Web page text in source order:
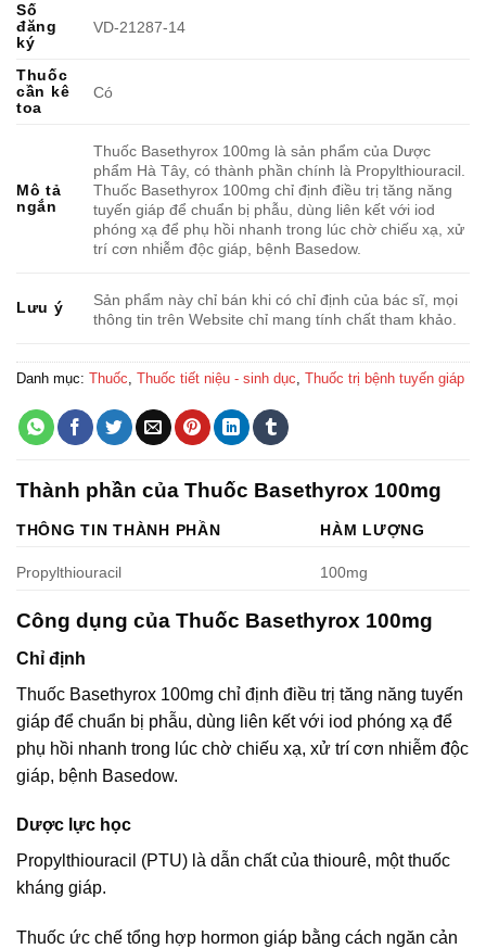
Số
đăng
ký
VD-21287-14
Thuốc
cần kê
toa
Có
Mô tả
ngắn
Thuốc Basethyrox 100mg là sản phẩm của Dược
phẩm Hà Tây, có thành phần chính là Propylthiouracil.
Thuốc Basethyrox 100mg chỉ định điều trị tăng năng
tuyến giáp để chuẩn bị phẫu, dùng liên kết với iod
phóng xạ để phụ hồi nhanh trong lúc chờ chiếu xạ, xử
trí cơn nhiễm độc giáp, bệnh Basedow.
Lưu ý
Sản phẩm này chỉ bán khi có chỉ định của bác sĩ, mọi
thông tin trên Website chỉ mang tính chất tham khảo.
Danh mục: Thuốc, Thuốc tiết niệu - sinh dục, Thuốc trị bệnh tuyến giáp
Thành phần của Thuốc Basethyrox 100mg
THÔNG TIN THÀNH PHẦN HÀM LƯỢNG
Propylthiouracil 100mg
Công dụng của Thuốc Basethyrox 100mg
Chỉ định
Thuốc Basethyrox 100mg chỉ định điều trị tăng năng tuyến
giáp để chuẩn bị phẫu, dùng liên kết với iod phóng xạ để
phụ hồi nhanh trong lúc chờ chiếu xạ, xử trí cơn nhiễm độc
giáp, bệnh Basedow.
Dược lực học
Propylthiouracil (PTU) là dẫn chất của thiourê, một thuốc
kháng giáp.
Thuốc ức chế tổng hợp hormon giáp bằng cách ngăn cản